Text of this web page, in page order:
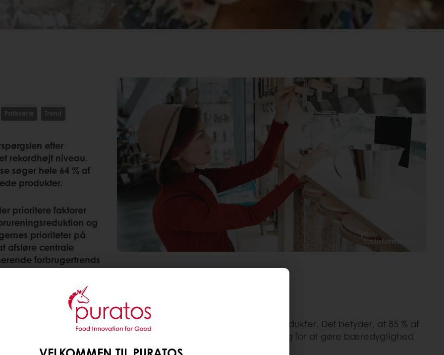
Patisserie Trend
efter
rekordhøjt niveau.
søger hele 64 % af
produkter.
prioritere faktorer
og
prioriteter på
afsløre centrale
forbrugertrends
spisning i 2024.
fødevarevalg.
leder efter bæredygtige brød-, kage-, konditori- og chokoladeprodukter. Det betyder, at 85 % af
opmærksomme på bæredygtighed i en eller anden form. Så sørg for at gøre bæredygtighed